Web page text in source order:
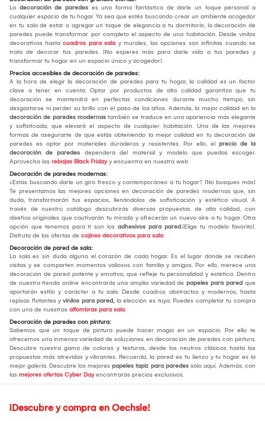
La decoración de paredes es una forma fantástica de darle un toque personal a
cualquier espacio de tu hogar. Ya sea que estés buscando crear un ambiente acogedor
en tu sala de estar o agregar un toque de elegancia a tu dormitorio, la decoración de
paredes puede transformar por completo el aspecto de una habitación. Desde vinilos
decorativos hasta cuadros para sala y murales, las opciones son infinitas cuando se
trata de decorar tus paredes. ¡No esperes más para darle vida a tus paredes y
transformar tu hogar en un espacio único y acogedor!.
Precios accesibles de decoración de paredes:
A la hora de elegir la decoración de paredes para tu hogar, la calidad es un factor
clave a tener en cuenta. Optar por productos de alta calidad garantiza que tu
decoración se mantendrá en perfectas condiciones durante mucho tiempo, sin
desgastarse ni perder su brillo con el paso de los años. Además, la mejor calidad en la
decoración de paredes modernas también se traduce en una apariencia más elegante
y sofisticada, que elevará el aspecto de cualquier habitación. Una de las mejores
formas de asegurarte de que estás obteniendo la mejor calidad en tu decoración de
paredes es optar por materiales duraderos y resistentes. Por ello, el precio de la
decoración de paredes dependerá del material y modelo que puedas escoger.
Aprovecha las rebajas Black Fridayy encuentra en nuestra web
Decoración de paredes modernas:
¿Estás buscando darle un giro fresco y contemporáneo a tu hogar? ¡No busques más!
Te presentamos las mejores opciones en decoración de paredes modernas que, sin
duda, transformarán tus espacios, llenándolos de sofisticación y estética visual. A
través de nuestro catálogo descubrirás diversas propuestas de alta calidad, con
diseños originales que cautivarán tu mirada y ofrecerán un nuevo aire a tu hogar. Otra
opción que tenemos para ti son los adhesivos para pared.¡Elige tu modelo favorito!.
Disfruta de las ofertas de cojines decorativos para sala.
Decoración de pared de sala:
La sala es sin duda alguna el corazón de cada hogar. Es el lugar donde se reciben
visitas y se comparten momentos valiosos con familia y amigos. Por ello, merece una
decoración de pared potente y emotiva, que refleje tu personalidad y estética. Dentro
de nuestra tienda online encontrarás una amplia variedad de papeles para pared que
aportarán estilo y carácter a tu sala. Desde cuadros abstractos y modernos, hasta
repisas flotantes y vinilos para pared,la elección es tuya. Puedes completar tu compra
con una de nuestras alfombras para sala.
Decoración de paredes con pintura:
Sabemos que un toque de pintura puede hacer magia en un espacio. Por ello te
ofrecemos una inmensa variedad de soluciones en decoración de paredes con pintura.
Descubre nuestra gama de colores y texturas, desde los neutros clásicos hasta las
propuestas más atrevidas y vibrantes. Recuerda, la pared es tu lienzo y tu hogar es la
mejor galería. Descubre los mejores papeles tapiz para paredes sólo aquí. Además, con
las mejores ofertas Cyber Dayencontrarás precios exclusivos.
¡Descubre y compra en Oechsle!